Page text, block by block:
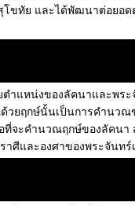
โขทัย และได้พัฒนาต่อยอด
ตำแหน่งของลัคนาและพระ
วยฤกษ์นั้นเป็นการคำนวณ
ที่จะคำนวณฤกษ์ของลัคนา
ศีและองศาของพระจันทร์